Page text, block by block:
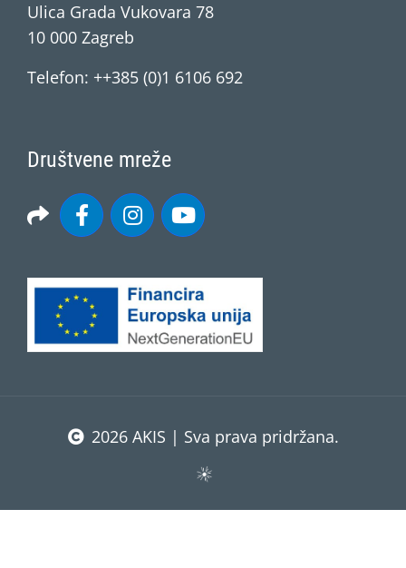
Ulica Grada Vukovara 78
10 000 Zagreb
Telefon: ++385 (0)1 6106 692
Društvene mreže
2026 AKIS | Sva prava pridržana.